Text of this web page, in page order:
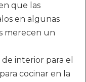
que las
en algunas
merecen un
interior para el
cocinar en la